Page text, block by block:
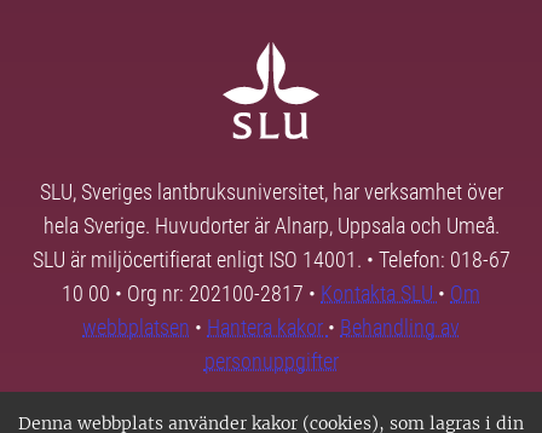
Denna webbplats använder kakor (cookies), som lagras i din
SLU, Sveriges lantbruksuniversitet, har verksamhet över
hela Sverige. Huvudorter är Alnarp, Uppsala och Umeå.
SLU är miljöcertifierat enligt ISO 14001. • Telefon: 018-67
10 00 • Org nr: 202100-2817 • Kontakta SLU • Om
webbplatsen • Hantera kakor • Behandling av
personuppgifter